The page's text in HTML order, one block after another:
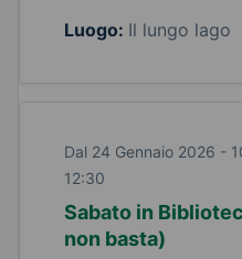
Luogo: Il lungo lago
Dal 24 Gennaio 2026 -
12:30
Sabato in
non basta)